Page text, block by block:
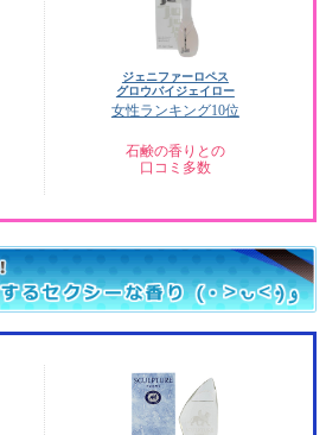
ジェニファーロペス
グロウバイジェイロー
女性ランキング10位
石鹸の香りとの
口コミ多数